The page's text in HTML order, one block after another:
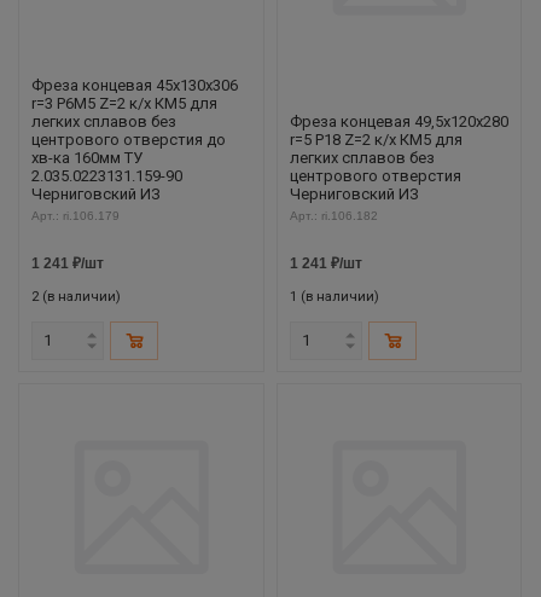
Фреза концевая 45х130х306
r=3 Р6М5 Z=2 к/х КМ5 для
легких сплавов без
центрового отверстия до
хв-ка 160мм ТУ
2.035.0223131.159-90
Черниговский ИЗ
Арт.: ri.106.179
1 241 ₽/шт
2 (в наличии)
Фреза концевая 49,5х120х280
r=5 Р18 Z=2 к/х КМ5 для
легких сплавов без
центрового отверстия
Черниговский ИЗ
Арт.: ri.106.182
1 241 ₽/шт
1 (в наличии)